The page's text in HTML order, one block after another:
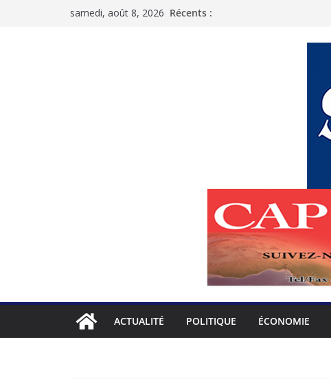
samedi, août 8, 2026 Récents :
ACTUALITÉ POLITIQUE ÉCONOMIE